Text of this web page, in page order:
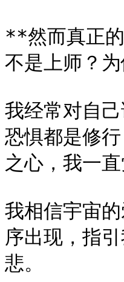
**然而真正
不是上师？
我经常对自
恐惧都是修
之心，我一
我相信宇宙
序出现，指
悲。